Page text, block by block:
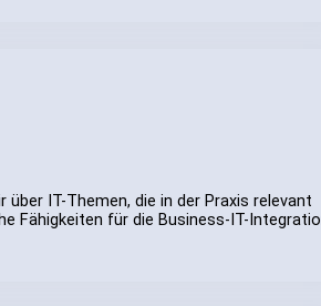
IT-Themen, die in der Praxis relevant
Fähigkeiten für die Business-IT-